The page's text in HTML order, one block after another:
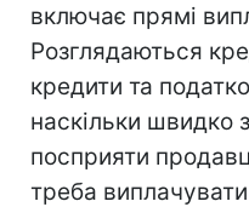
включає прямі
Розглядаються
кредити та
наскільки
посприяти
треба